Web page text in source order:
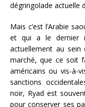
dégringolade actuelle
Mais c’est l’Arabie
et qui a le dernier
actuellement au
marché, que ce soit
américains ou vis-à-
sanctions
noir, Ryad est
pour conserver ses